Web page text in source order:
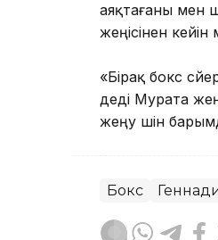
аяқтағаны мен
жеңісінен
«Бірақ бокс
деді Мурата
жеңу үшін
Бокс